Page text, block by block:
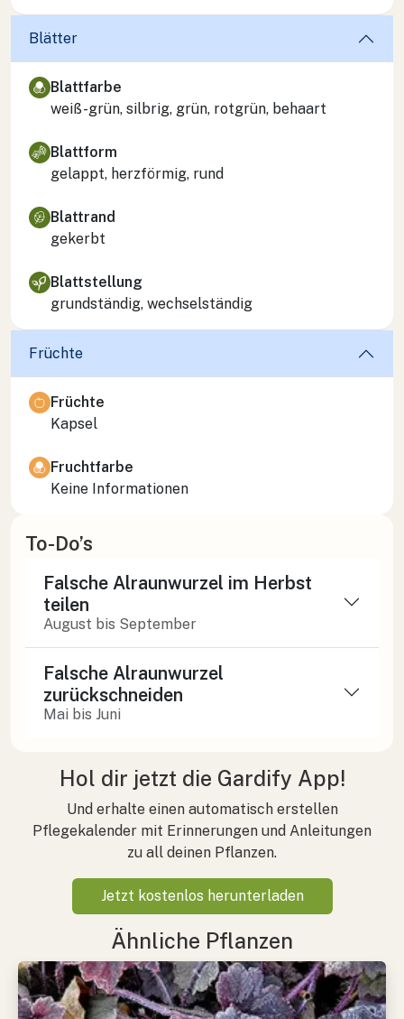
Blätter
Blattfarbe
weiß-grün, silbrig, grün, rotgrün, behaart
Blattform
gelappt, herzförmig, rund
Blattrand
gekerbt
Blattstellung
grundständig, wechselständig
Früchte
Früchte
Kapsel
Fruchtfarbe
Keine Informationen
To-Do’s
Falsche Alraunwurzel im Herbst
teilen
August bis September
Falsche Alraunwurzel
zurückschneiden
Mai bis Juni
Hol dir jetzt die Gardify App!
Und erhalte einen automatisch erstellen
Pflegekalender mit Erinnerungen und Anleitungen
zu all deinen Pflanzen.
Jetzt kostenlos herunterladen
Ähnliche Pflanzen